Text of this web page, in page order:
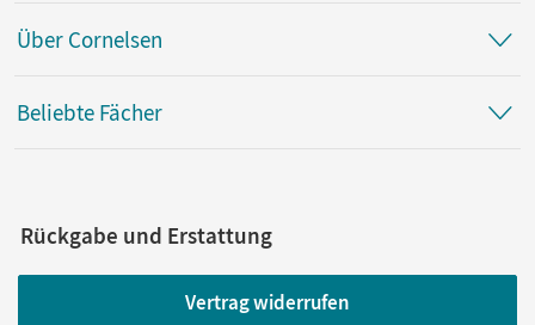
Über Cornelsen
Beliebte Fächer
Rückgabe und Erstattung
Vertrag widerrufen